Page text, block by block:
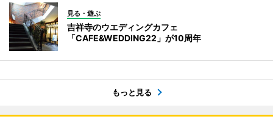
見る・遊ぶ
吉祥寺のウエディングカフェ
「CAFE&WEDDING22」が10周年
もっと見る